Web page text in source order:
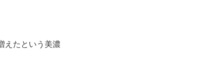
えたという美濃